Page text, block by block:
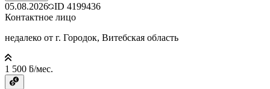
05.08.2026 ID 4199436
Контактное лицо
недалеко от г. Городок, Витебская область
1 500 ƃ/мес.